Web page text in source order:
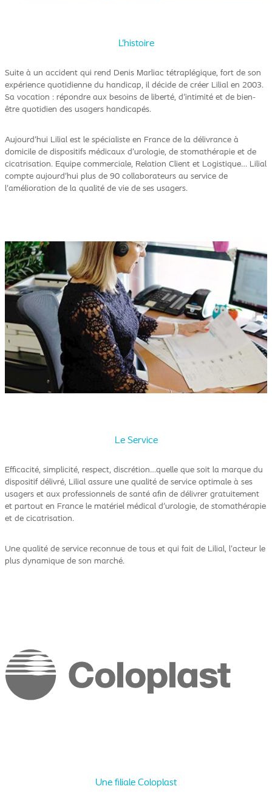
L’histoire
Suite à un accident qui rend Denis Marliac tétraplégique, fort de son
expérience quotidienne du handicap, il décide de créer Lilial en 2003.
Sa vocation : répondre aux besoins de liberté, d'intimité et de bien-
être quotidien des usagers handicapés.
Aujourd’hui Lilial est le spécialiste en France de la délivrance à
domicile de dispositifs médicaux d’urologie, de stomathérapie et de
cicatrisation. Equipe commerciale, Relation Client et Logistique… Lilial
compte aujourd’hui plus de 90 collaborateurs au service de
l’amélioration de la qualité de vie de ses usagers.
Le Service
Efficacité, simplicité, respect, discrétion…quelle que soit la marque du
dispositif délivré, Lilial assure une qualité de service optimale à ses
usagers et aux professionnels de santé afin de délivrer gratuitement
et partout en France le matériel médical d'urologie, de stomathérapie
et de cicatrisation.
Une qualité de service reconnue de tous et qui fait de Lilial, l’acteur le
plus dynamique de son marché.
Une filiale Coloplast